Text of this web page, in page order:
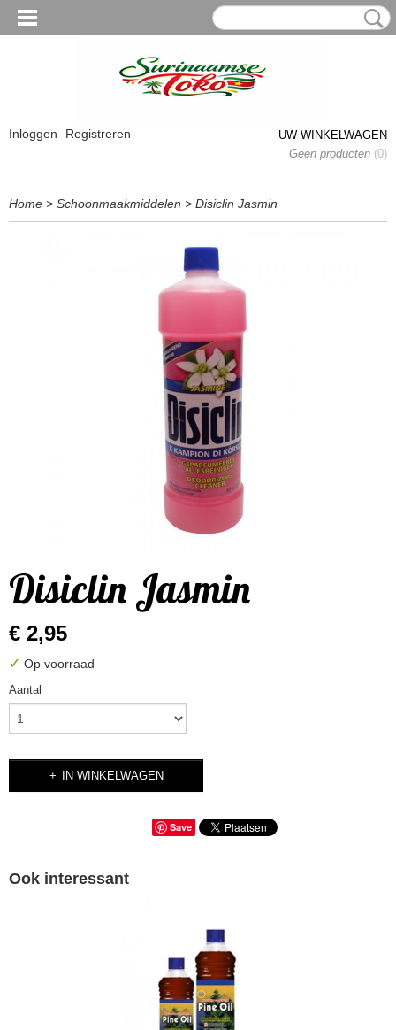
Inloggen Registreren
UW WINKELWAGEN
Geen producten (0)
Home > Schoonmaakmiddelen > Disiclin Jasmin
Disiclin Jasmin
€ 2,95
✓ Op voorraad
Aantal
IN WINKELWAGEN
Save
Ook interessant